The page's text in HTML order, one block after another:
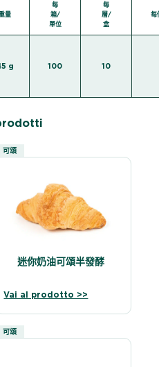
量
每
箱/
單位
每
層/
盒
每
g 100 10
可頌
迷你奶油可頌半發酵
Vai al prodotto >>
可頌